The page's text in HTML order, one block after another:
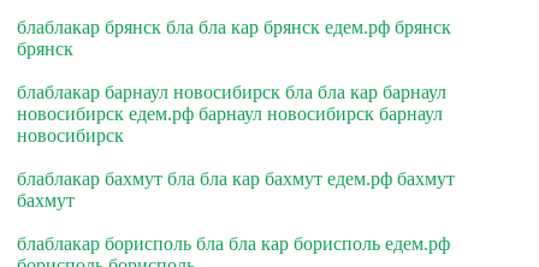
блаблакар брянск бла бла кар брянск едем.рф брянск
брянск
блаблакар барнаул новосибирск бла бла кар барнаул
новосибирск едем.рф барнаул новосибирск барнаул
новосибирск
блаблакар бахмут бла бла кар бахмут едем.рф бахмут
бахмут
блаблакар борисполь бла бла кар борисполь едем.рф